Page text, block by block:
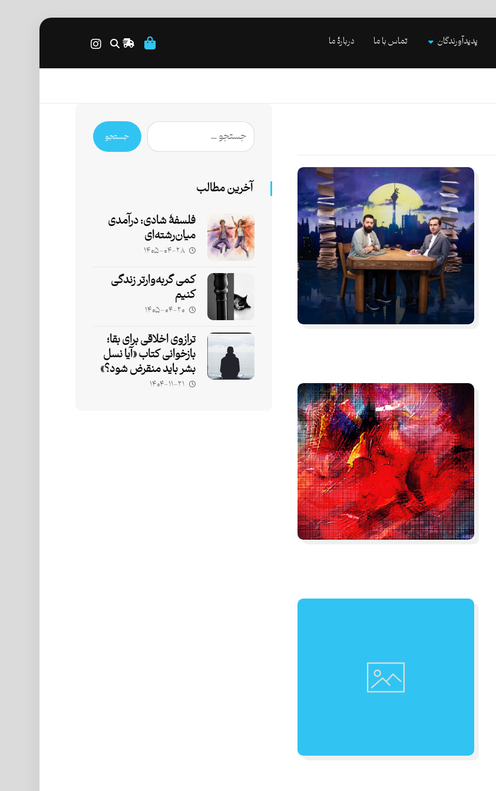
پدیدآورندگان تماس با ما دربارۀ ما
جستجو
آخرین مطالب
فلسفۀ شادی: درآمدی
میان‌رشته‌ای
۱۴۰۵-۰۴-۲۸
کمی گربه‌وارتر زندگی
کنیم
۱۴۰۵-۰۴-۲۰
ترازوی اخلاقی برای بقا؛
بازخوانی کتاب «آیا نسل
بشر باید منقرض شود؟»
۱۴۰۴-۱۱-۲۱